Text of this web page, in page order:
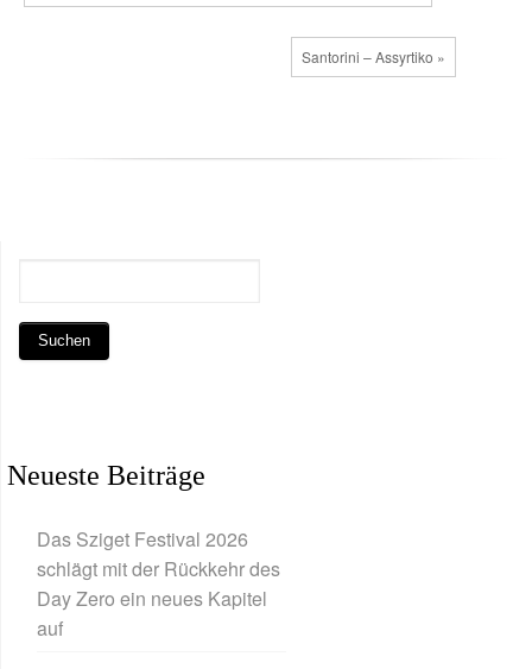
Santorini – Assyrtiko »
Neueste Beiträge
Das Sziget Festival 2026
schlägt mit der Rückkehr des
Day Zero ein neues Kapitel
auf